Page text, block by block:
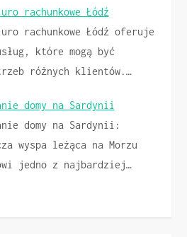
rachunkowe Łódź
rachunkowe Łódź oferuje
które mogą być
różnych klientów.…
domy na Sardynii
domy na Sardynii:
wyspa leżąca na Morzu
jedno z najbardziej…